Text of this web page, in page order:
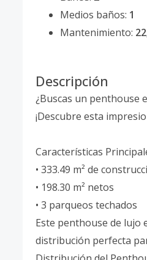
Medios baños: 1
Mantenimiento:
Descripción
¿Buscas un penthouse
¡Descubre esta
Características
• 333.49 m² de
• 198.30 m² netos
• 3 parqueos techados
Este penthouse de lujo
distribución perfecta